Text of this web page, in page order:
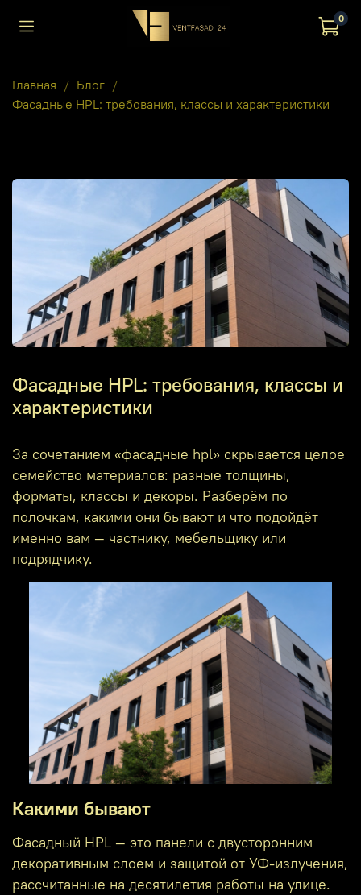
0
Главная
Блог
Фасадные HPL: требования, классы и характеристики
Фасадные HPL: требования, классы и
характеристики
За сочетанием «фасадные hpl» скрывается целое
семейство материалов: разные толщины,
форматы, классы и декоры. Разберём по
полочкам, какими они бывают и что подойдёт
именно вам — частнику, мебельщику или
подрядчику.
Какими бывают
Фасадный HPL — это панели с двусторонним
декоративным слоем и защитой от УФ-излучения,
рассчитанные на десятилетия работы на улице.